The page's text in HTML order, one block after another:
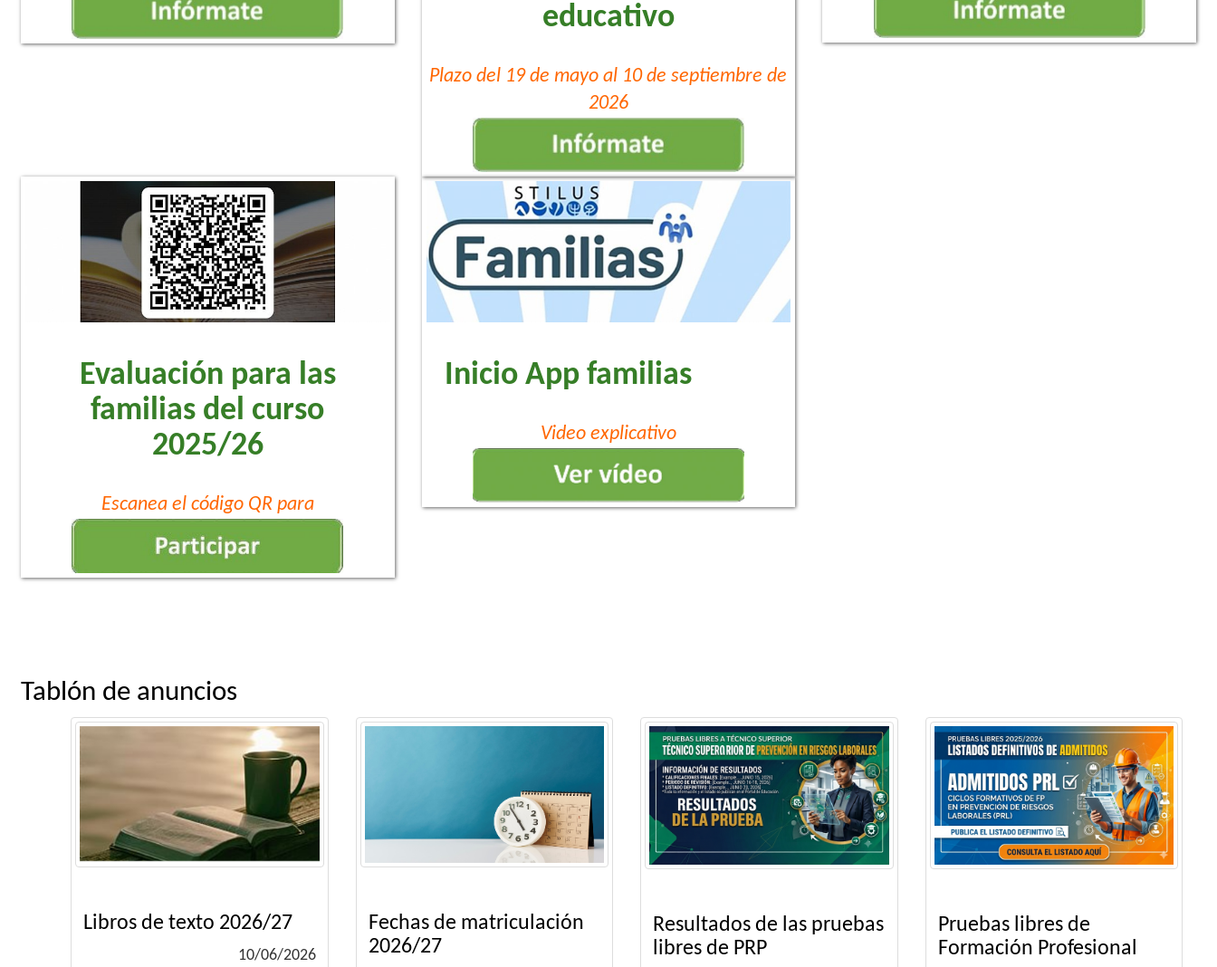
educativo
Plazo del 19 de mayo al 10 de septiembre de
2026
Evaluación para las
familias del curso
2025/26
Escanea el código QR para
Inicio App familias
Video explicativo
Tablón de anuncios
Libros de texto 2026/27
10/06/2026
Fechas de matriculación
2026/27
Resultados de las pruebas
libres de PRP
Pruebas libres de
Formación Profesional